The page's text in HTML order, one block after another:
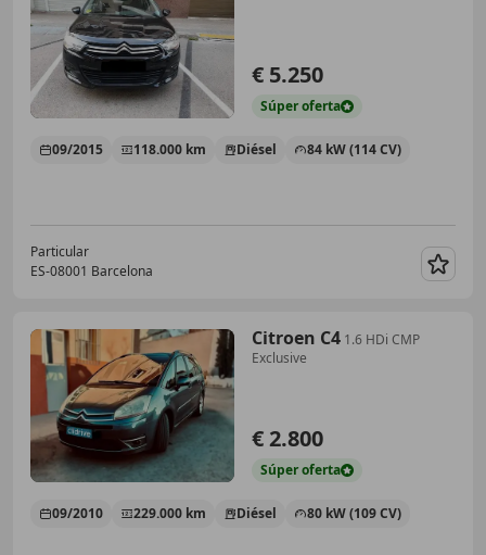
€ 5.250
Súperoferta
09/2015 118.000 km Diésel 84 kW (114 CV)
Particular
ES-08001 Barcelona
Citroen C4 1.6 HDi CMP
Exclusive
€ 2.800
Súperoferta
09/2010 229.000 km Diésel 80 kW (109 CV)